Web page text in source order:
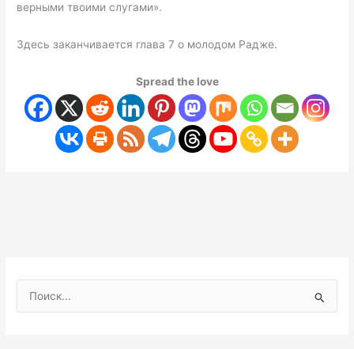
верными твоими слугами».
Здесь заканчивается глава 7 о молодом Радже.
Spread the love
о